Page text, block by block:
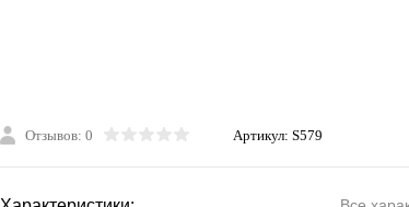
Отзывов: 0 Артикул: S579